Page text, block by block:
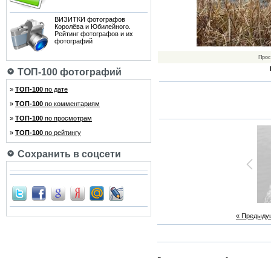
ВИЗИТКИ фотографов
Королёва и Юбилейного.
Рейтинг фотографов и их
фотографий
ТОП-100 фотографий
» ТОП-100 по дате
» ТОП-100 по комментариям
» ТОП-100 по просмотрам
» ТОП-100 по рейтингу
Сохранить в соцсети
«